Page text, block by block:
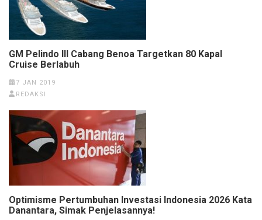
GM Pelindo III Cabang Benoa Targetkan 80 Kapal
Cruise Berlabuh
7 JAN 2019
REDAKSI
Optimisme Pertumbuhan Investasi Indonesia 2026 Kata
Danantara, Simak Penjelasannya!